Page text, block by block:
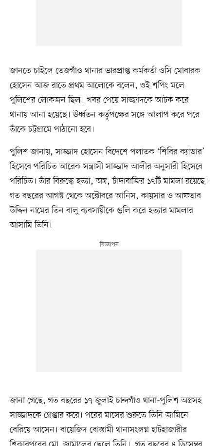
জানতে চাইলে তেজগাঁও থানার ভারপ্রাপ্ত কর্মকর্তা ওসি মোবারক
হোসেন আজ রাতে প্রথম আলোকে বলেন, ওই শপিং মলে
পুলিশের লোকজন ছিল। খবর পেয়ে সাজ্জাদকে আটক করে
থানায় আনা হয়েছে। ঊর্ধ্বতন কর্তৃপক্ষের সঙ্গে আলাপ করে পরে
তাঁকে চট্টগ্রামে পাঠানো হবে।
পুলিশ জানায়, সাজ্জাদ হোসেন বিদেশে পলাতক ‘শিবির ক্যাডার’
হিসেবে পরিচিত আরেক সন্ত্রাসী সাজ্জাদ আলীর অনুসারী হিসেবে
পরিচিত। তাঁর বিরুদ্ধে হত্যা, অস্ত্র, চাঁদাবাজির ১৭টি মামলা রয়েছে।
গত বছরের আগস্ট থেকে অক্টোবরে আনিস, কায়সার ও আফতাব
উদ্দিন নামের তিন বালু ব্যবসায়ীকে গুলি করে হত্যার মামলার
আসামি তিনি।
জানা গেছে, গত বছরের ১৭ জুলাই চান্দগাঁও থানা-পুলিশ অস্ত্রসহ
সাজ্জাদকে গ্রেপ্তার করে। পরের মাসের শুরুতে তিনি জামিনে
বেরিয়ে আসেন। বায়েজিদ বোস্তামী থানাসংলগ্ন হাটহাজারীর